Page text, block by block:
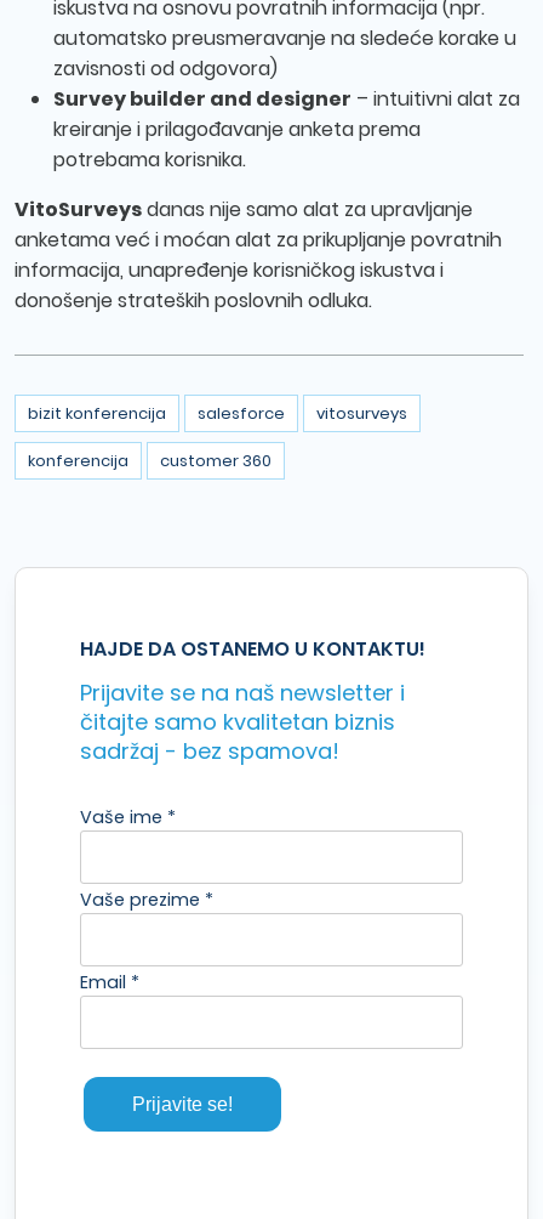
iskustva na osnovu povratnih informacija (npr.
automatsko preusmeravanje na sledeće korake u
zavisnosti od odgovora)
Survey builder and designer – intuitivni alat za
kreiranje i prilagođavanje anketa prema
potrebama korisnika.
VitoSurveysdanas nije samo alat za upravljanje
anketama već i moćan alat za prikupljanje povratnih
informacija, unapređenje korisničkog iskustva i
donošenje strateških poslovnih odluka.
bizit konferencija salesforce vitosurveys
konferencija customer 360